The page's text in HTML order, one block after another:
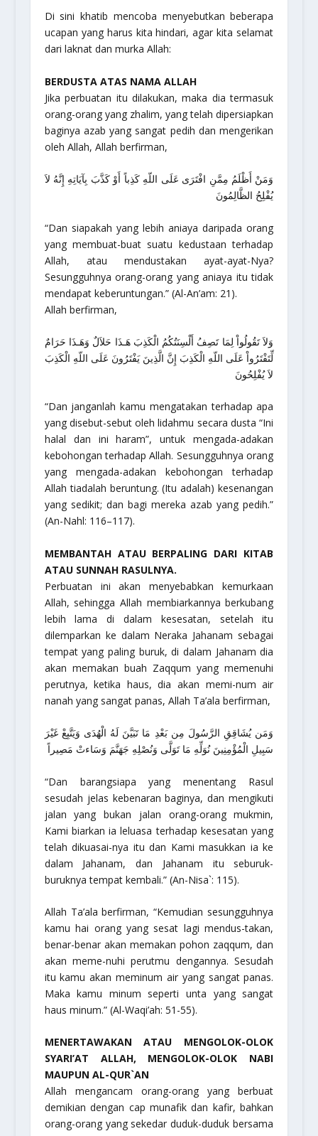
Di sini khatib mencoba menyebutkan beberapa
ucapan yang harus kita hindari, agar kita selamat
dari laknat dan murka Allah:
BERDUSTA ATAS NAMA ALLAH
Jika perbuatan itu dilakukan, maka dia termasuk
orang-orang yang zhalim, yang telah dipersiapkan
baginya azab yang sangat pedih dan mengerikan
oleh Allah, Allah berfirman,
وَمَنْ أَظْلَمُ مِمَّنِ افْتَرَى عَلَى اللّهِ كَذِباً أَوْ كَذَّبَ بِآيَاتِهِ إِنَّهُ لاَ
يُفْلِحُ الظَّالِمُونَ
“Dan siapakah yang lebih aniaya daripada orang
yang membuat-buat suatu kedustaan terhadap
Allah, atau mendustakan ayat-ayat-Nya?
Sesungguhnya orang-orang yang aniaya itu tidak
mendapat keberuntungan.”(Al-An’am: 21).
Allah berfirman,
وَلاَ تَقُولُواْ لِمَا تَصِفُ أَلْسِنَتُكُمُ الْكَذِبَ هَـذَا حَلاَلٌ وَهَـذَا حَرَامٌ
لِّتَفْتَرُواْ عَلَى اللّهِ الْكَذِبَ إِنَّ الَّذِينَ يَفْتَرُونَ عَلَى اللّهِ الْكَذِبَ
لاَ يُفْلِحُونَ
“Dan janganlah kamu mengatakan terhadap apa
yang disebut-sebut oleh lidahmu secara dusta “Ini
halal dan ini haram”, untuk mengada-adakan
kebohongan terhadap Allah. Sesungguhnya orang
yang mengada-adakan kebohongan terhadap
Allah tiadalah beruntung. (Itu adalah) kesenangan
yang sedikit; dan bagi mereka azab yang pedih.”
(An-Nahl: 116–117).
MEMBANTAH ATAU BERPALING DARI KITAB
ATAU SUNNAH RASULNYA.
Perbuatan ini akan menyebabkan kemurkaan
Allah, sehingga Allah membiarkannya berkubang
lebih lama di dalam kesesatan, setelah itu
dilemparkan ke dalam Neraka Jahanam sebagai
tempat yang paling buruk, di dalam Jahanam dia
akan memakan buah Zaqqum yang memenuhi
perutnya, ketika haus, dia akan memi-num air
nanah yang sangat panas, Allah Ta’ala berfirman,
وَمَن يُشَاقِقِ الرَّسُولَ مِن بَعْدِ مَا تَبَيَّنَ لَهُ الْهُدَى وَيَتَّبِعْ غَيْرَ
سَبِيلِ الْمُؤْمِنِينَ نُوَلِّهِ مَا تَوَلَّى وَنُصْلِهِ جَهَنَّمَ وَسَاءتْ مَصِيراً
“Dan barangsiapa yang menentang Rasul
sesudah jelas kebenaran baginya, dan mengikuti
jalan yang bukan jalan orang-orang mukmin,
Kami biarkan ia leluasa terhadap kesesatan yang
telah dikuasai-nya itu dan Kami masukkan ia ke
dalam Jahanam, dan Jahanam itu seburuk-
buruknya tempat kembali.”(An-Nisa`: 115).
Allah Ta’ala berfirman,“Kemudian sesungguhnya
kamu hai orang yang sesat lagi mendus-takan,
benar-benar akan memakan pohon zaqqum, dan
akan meme-nuhi perutmu dengannya. Sesudah
itu kamu akan meminum air yang sangat panas.
Maka kamu minum seperti unta yang sangat
haus minum.”(Al-Waqi’ah: 51-55).
MENERTAWAKAN ATAU MENGOLOK-OLOK
SYARI’AT ALLAH, MENGOLOK-OLOK NABI
MAUPUN AL-QUR`AN
Allah mengancam orang-orang yang berbuat
demikian dengan cap munafik dan kafir, bahkan
orang-orang yang sekedar duduk-duduk bersama